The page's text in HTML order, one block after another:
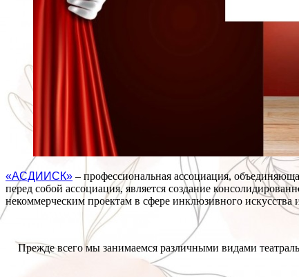
«АСДИИСК» – профессиональная ассоциация,
перед собой ассоциация, является создание
некоммерческим проектам в сфере инклюзивного
Прежде всего мы занимаемся различными видами